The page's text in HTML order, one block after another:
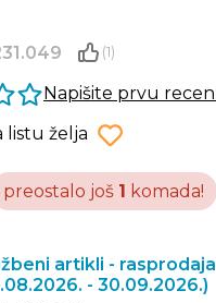
(1)
Napišite prvu
listu želja
preostalo još 1 komada!
artikli - rasprodaja
- 30.09.2026.)